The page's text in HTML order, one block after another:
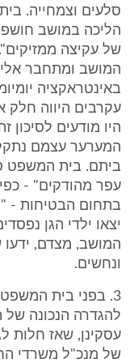
סלעים וצמחייה.
הליכה במושב
של עקיצה
המושב ומתחבר
באינטראקציה
עקרבים היווה חלק
היו מודעים
המערער עצמם
ביתם. בית המשפט
עפר מהודקים" -
בתחום הבטיחות -
יצאו ילדי הגן
המושב, מצדם,
ונחשים.
3. בפני בית
להגדרה הנכונה של
עסקינן, שאז חלות
של מנכ"ל משרדי